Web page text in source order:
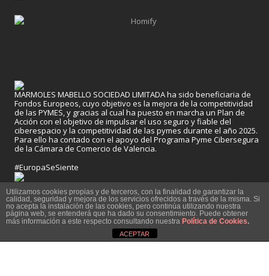
MARMOLES MABELLO SOCIEDAD LIMITADA ha sido beneficiaria de
Fondos Europeos, cuyo objetivo es la mejora de la competitividad
de las PYMES, y gracias al cual ha puesto en marcha un Plan de
Acción con el objetivo de impulsar el uso seguro y fiable del
ciberespacio y la competitividad de las pymes durante el año 2025.
Para ello ha contado con el apoyo del Programa Pyme Cibersegura
de la Cámara de Comercio de Valencia.
#EuropaSeSiente
Utilizamos cookies propias y de terceros, con la finalidad de garantizar la
calidad, seguridad y mejora de los servicios ofrecidos a través de la misma. Si
no acepta la instalación de las cookies, pero continúa utilizando nuestra
página web, se entenderá que ha dado su consentimiento. Puede obtener
más información a este respecto consultando nuestra Política de Cookies.
ACEPTAR